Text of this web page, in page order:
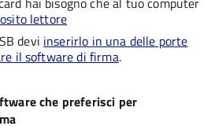
lettore
devi inserirlo in una delle porte
il software di firma.
che preferisci per